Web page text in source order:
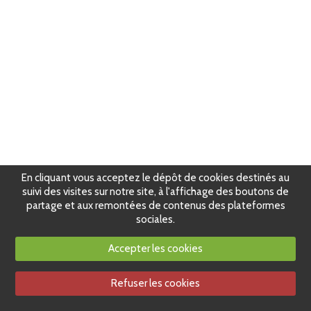
En cliquant vous acceptez le dépôt de cookies destinés au
suivi des visites sur notre site, à l'affichage des boutons de
partage et aux remontées de contenus des plateformes
sociales.
Accepter les cookies
Refuser les cookies